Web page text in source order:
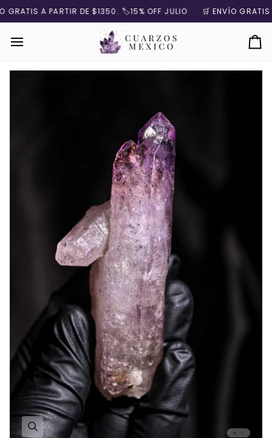
directamente
contenido
A PARTIR DE $1350. 🏷️15% OFF JULIO 🛒 ENVÍO GRATIS